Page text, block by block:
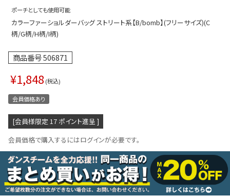
アップ
ース
インワン／サロペット
ラ・ニップレス
浴衣
コスプレ
ポーチとしても使用可能
カラーファーショルダーバッグ ストリート系【B/bomb】(フリーサイズ)(C
柄/G柄/H柄/I柄)
商品番号506871
¥1,848 税込
会員価格あり
[会員様限定 17 ポイント進呈 ]
会員価格で購入するにはログインが必要です。